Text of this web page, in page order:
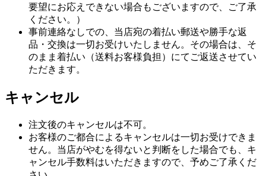
要望にお応えできない場合もございますので、ご了承
ください。）
事前連絡なしでの、当店宛の着払い郵送や勝手な返
品・交換は一切お受けいたしません。その場合は、そ
のまま着払い（送料お客様負担）にてご返送させてい
ただきます。
キャンセル
注文後のキャンセルは不可。
お客様のご都合によるキャンセルは一切お受けできま
せん。当店がやむを得ないと判断をした場合でも、キ
ャンセル手数料はいただきますので、予めご了承くだ